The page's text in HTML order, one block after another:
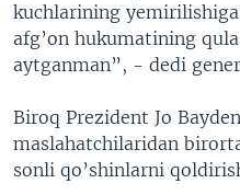
kuchlarining
afg’on hukumatining
aytganman”, - dedi
Biroq Prezident Jo
maslahatchilaridan
sonli qo’shinlarni